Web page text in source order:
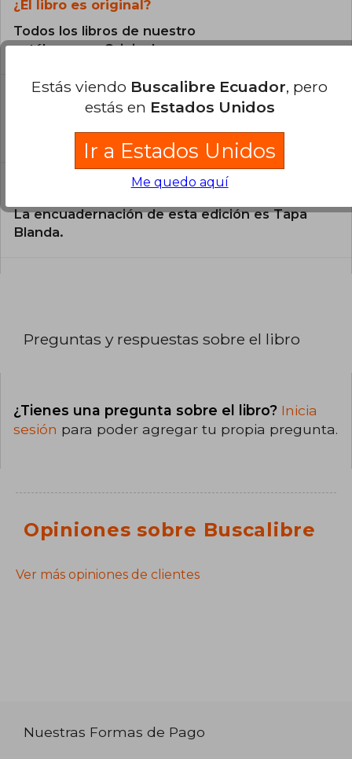
¿El libro es original?
Todos los libros de nuestro
catálogo son Originales.
¿En qué Idioma está escrito el
El libro está escrito en Español.
¿Cuál es la encuadernación de este libro?
La encuadernación de esta edición es Tapa
Blanda.
Preguntas y respuestas sobre el libro
¿Tienes una pregunta sobre el libro? Inicia
sesión para poder agregar tu propia pregunta.
Opiniones sobre Buscalibre
Ver más opiniones de clientes
Nuestras Formas de Pago
Estás viendo Buscalibre Ecuador, pero
estás en Estados Unidos
Ir a Estados Unidos
Me quedo aquí